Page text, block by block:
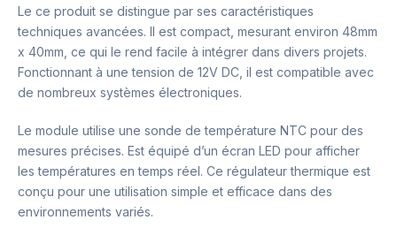
Le ce produit se distingue par ses caractéristiques
techniques avancées. Il est compact, mesurant environ 48mm
x 40mm, ce qui le rend facile à intégrer dans divers projets.
Fonctionnant à une tension de 12V DC, il est compatible avec
de nombreux systèmes électroniques.
Le module utilise une sonde de température NTC pour des
mesures précises. Est équipé d’un écran LED pour afficher
les températures en temps réel. Ce régulateur thermique est
conçu pour une utilisation simple et efficace dans des
environnements variés.